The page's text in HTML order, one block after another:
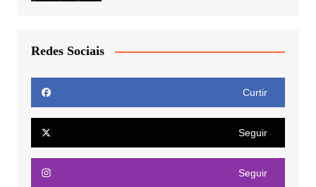
Redes Sociais
Curtir
Seguir
Seguir